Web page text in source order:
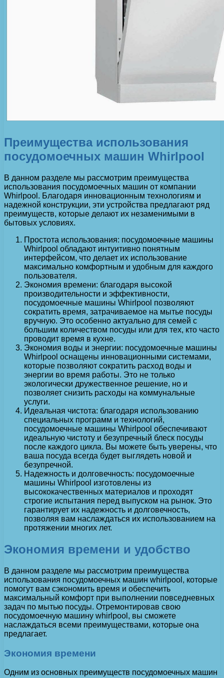
Преимущества использования
посудомоечных машин Whirlpool
В данном разделе мы рассмотрим преимущества
использования посудомоечных машин от компании
Whirlpool. Благодаря инновационным технологиям и
надежной конструкции, эти устройства предлагают ряд
преимуществ, которые делают их незаменимыми в
бытовых условиях.
Простота использования: посудомоечные машины
Whirlpool обладают интуитивно понятным
интерфейсом, что делает их использование
максимально комфортным и удобным для каждого
пользователя.
Экономия времени: благодаря высокой
производительности и эффективности,
посудомоечные машины Whirlpool позволяют
сократить время, затрачиваемое на мытье посуды
вручную. Это особенно актуально для семей с
большим количеством посуды или для тех, кто часто
проводит время в кухне.
Экономия воды и энергии: посудомоечные машины
Whirlpool оснащены инновационными системами,
которые позволяют сократить расход воды и
энергии во время работы. Это не только
экологически дружественное решение, но и
позволяет снизить расходы на коммунальные
услуги.
Идеальная чистота: благодаря использованию
специальных программ и технологий,
посудомоечные машины Whirlpool обеспечивают
идеальную чистоту и безупречный блеск посуды
после каждого цикла. Вы можете быть уверены, что
ваша посуда всегда будет выглядеть новой и
безупречной.
Надежность и долговечность: посудомоечные
машины Whirlpool изготовлены из
высококачественных материалов и проходят
строгие испытания перед выпуском на рынок. Это
гарантирует их надежность и долговечность,
позволяя вам наслаждаться их использованием на
протяжении многих лет.
Экономия времени и удобство
В данном разделе мы рассмотрим преимущества
использования посудомоечных машин whirlpool, которые
помогут вам сэкономить время и обеспечить
максимальный комфорт при выполнении повседневных
задач по мытью посуды. Отремонтировав свою
посудомоечную машину whirlpool, вы сможете
наслаждаться всеми преимуществами, которые она
предлагает.
Экономия времени
Одним из основных преимуществ посудомоечных машин